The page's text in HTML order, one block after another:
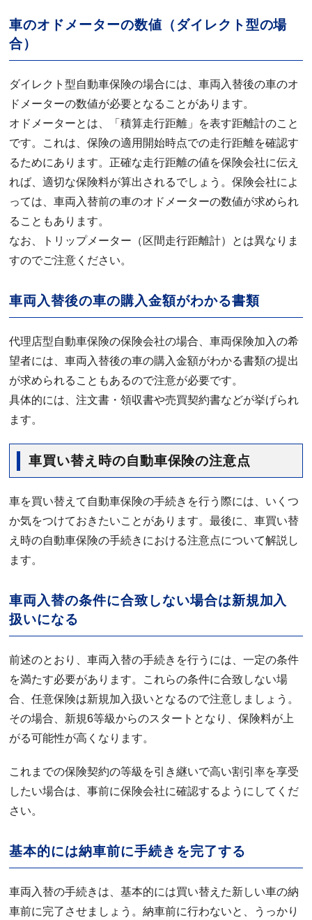
車のオドメーターの数値（ダイレクト型の場
合）
ダイレクト型自動車保険の場合には、車両入替後の車のオ
ドメーターの数値が必要となることがあります。
オドメーターとは、「積算走行距離」を表す距離計のこと
です。これは、保険の適用開始時点での走行距離を確認す
るためにあります。正確な走行距離の値を保険会社に伝え
れば、適切な保険料が算出されるでしょう。保険会社によ
っては、車両入替前の車のオドメーターの数値が求められ
ることもあります。
なお、トリップメーター（区間走行距離計）とは異なりま
すのでご注意ください。
車両入替後の車の購入金額がわかる書類
代理店型自動車保険の保険会社の場合、車両保険加入の希
望者には、車両入替後の車の購入金額がわかる書類の提出
が求められることもあるので注意が必要です。
具体的には、注文書・領収書や売買契約書などが挙げられ
ます。
車買い替え時の自動車保険の注意点
車を買い替えて自動車保険の手続きを行う際には、いくつ
か気をつけておきたいことがあります。最後に、車買い替
え時の自動車保険の手続きにおける注意点について解説し
ます。
車両入替の条件に合致しない場合は新規加入
扱いになる
前述のとおり、車両入替の手続きを行うには、一定の条件
を満たす必要があります。これらの条件に合致しない場
合、任意保険は新規加入扱いとなるので注意しましょう。
その場合、新規6等級からのスタートとなり、保険料が上
がる可能性が高くなります。
これまでの保険契約の等級を引き継いで高い割引率を享受
したい場合は、事前に保険会社に確認するようにしてくだ
さい。
基本的には納車前に手続きを完了する
車両入替の手続きは、基本的には買い替えた新しい車の納
車前に完了させましょう。納車前に行わないと、うっかり